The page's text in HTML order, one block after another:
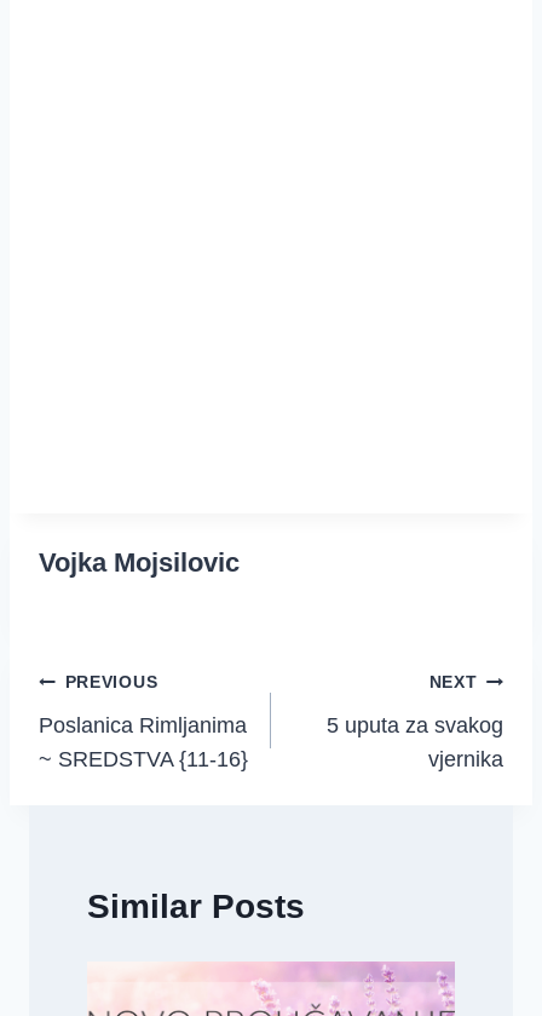
Vojka Mojsilovic
Post
navigation
PREVIOUS
Poslanica Rimljanima
~ SREDSTVA {11-16}
NEXT
5 uputa za svakog
vjernika
Similar Posts